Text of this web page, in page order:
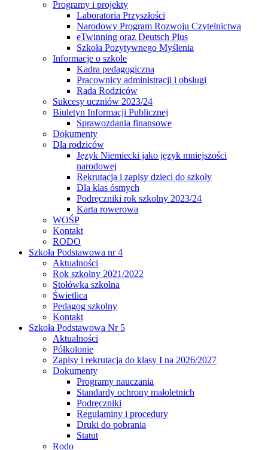
Programy i projekty
Laboratoria Przyszłości
Narodowy Program Rozwoju Czytelnictwa
eTwinning oraz Deutsch Plus
Szkoła Pozytywnego Myślenia
Informacje o szkole
Kadra pedagogiczna
Pracownicy administracji i obsługi
Rada Rodziców
Sukcesy uczniów 2023/24
Biuletyn Informacji Publicznej
Sprawozdania finansowe
Dokumenty
Dla rodziców
Język Niemiecki jako język mniejszości
narodowej
Rekrutacja i zapisy dzieci do szkoły
Dla klas ósmych
Podręczniki rok szkolny 2023/24
Karta rowerowa
WOŚP
Kontakt
RODO
Szkoła Podstawowa nr 4
Aktualności
Rok szkolny 2021/2022
Stołówka szkolna
Świetlica
Pedagog szkolny
Kontakt
Szkoła Podstawowa Nr 5
Aktualności
Półkolonie
Zapisy i rekrutacja do klasy I na 2026/2027
Dokumenty
Programy nauczania
Standardy ochrony małoletnich
Podręczniki
Regulaminy i procedury
Druki do pobrania
Statut
Rodo